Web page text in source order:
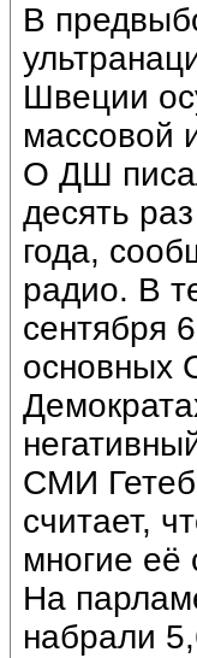
В
Швеции
массовой
О ДШ
десять
года,
радио. В
сентября
основных
СМИ
считает,
многие её
На
набрали